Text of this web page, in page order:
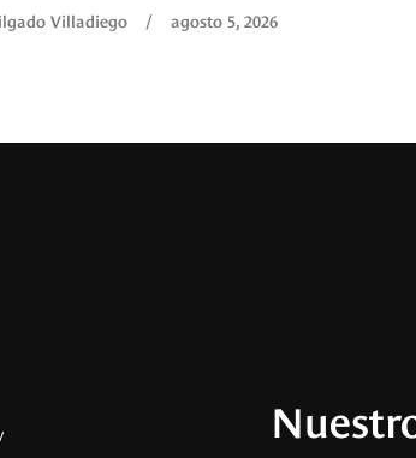
Villadiego / agosto 5, 2026